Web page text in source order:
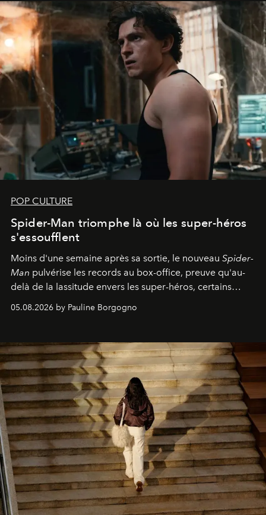
POP CULTURE
Spider-Man triomphe là où les super-héros
s'essoufflent
Moins d'une semaine après sa sortie, le nouveau Spider-
Man pulvérise les records au box-office, preuve qu'au-
delà de la lassitude envers les super-héros, certains
05.08.2026 by Pauline Borgogno